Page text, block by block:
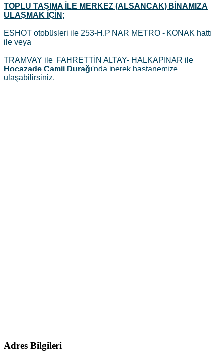
TOPLU TAŞIMA İLE MERKEZ (ALSANCAK) BİNAMIZA
ULAŞMAK İÇİN;
ESHOT otobüsleri ile 253-H.PINAR METRO - KONAK hattı
ile veya
TRAMVAY ile FAHRETTİN ALTAY- HALKAPINAR ile
Hocazade Camii Durağı'nda inerek hastanemize
ulaşabilirsiniz.
Adres Bilgileri